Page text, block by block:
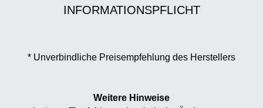
INFORMATIONSPFLICHT
* Unverbindliche Preisempfehlung des Herstellers
Weitere Hinweise